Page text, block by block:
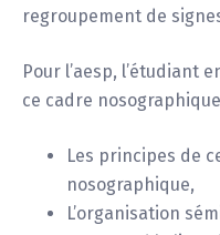
regroupement de
Pour l’aesp, l’étudiant
ce cadre
Les principes de
nosographique,
L’organisation